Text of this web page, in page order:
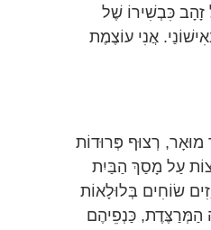
זָהָב כִּבְשִׁירוֹ שֶׁל
אֲנִי עוֹצֶמֶת
רְצוּף פְּרוּדוֹת
עַל מָסַךְ הַבַּיִת
שׂוֹחִים בְּלוּלָאוֹת
הַמְּרַצֶּדֶת, כַּנְפֵיהֶם